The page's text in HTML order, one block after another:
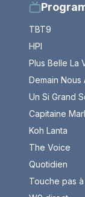
TBT9
HPI
Plus Belle La
Demain Nous
Un Si Grand
Capitaine
Koh Lanta
The Voice
Quotidien
Touche pas